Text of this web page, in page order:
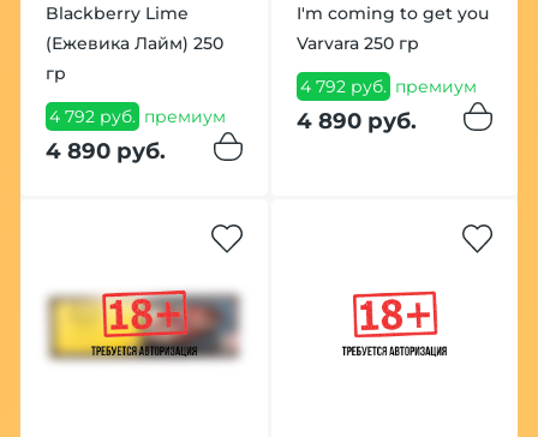
Blackberry Lime
(Ежевика Лайм) 250
гр
4 792 руб. премиум
4 890 руб.
I'm coming to get you
Varvara 250 гр
4 792 руб. премиум
4 890 руб.